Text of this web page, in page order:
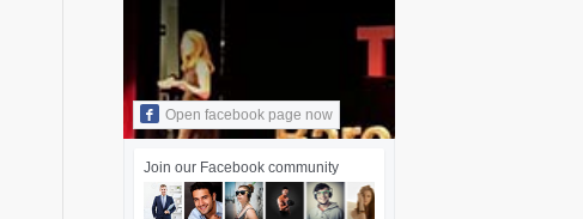
Open facebook page now
Join our Facebook community